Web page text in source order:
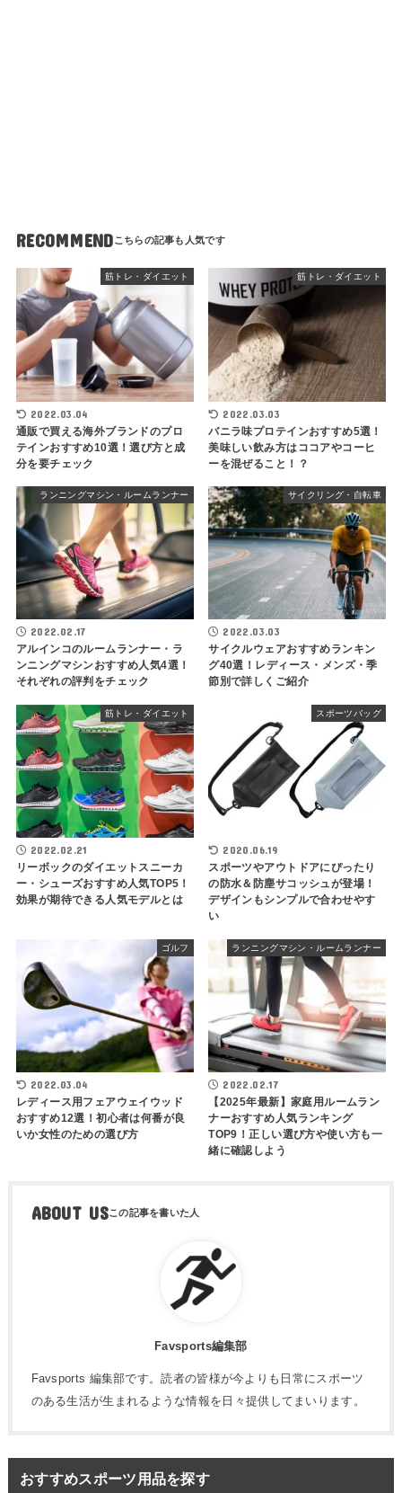
RECOMMEND
筋トレ・ダイエット
2022.03.04
通販で買える海外ブランドのプロ
テインおすすめ10選！選び方と成
分を要チェック
筋トレ・ダイエット
2022.03.03
バニラ味プロテインおすすめ5選！
美味しい飲み方はココアやコーヒ
ーを混ぜること！？
ランニングマシン・ルームランナー
2022.02.17
アルインコのルームランナー・ラ
ンニングマシンおすすめ人気4選！
それぞれの評判をチェック
サイクリング・自転車
2022.03.03
サイクルウェアおすすめランキン
グ40選！レディース・メンズ・季
節別で詳しくご紹介
筋トレ・ダイエット
2022.02.21
リーボックのダイエットスニーカ
ー・シューズおすすめ人気TOP5！
効果が期待できる人気モデルとは
スポーツバッグ
2020.06.19
スポーツやアウトドアにぴったり
の防水＆防塵サコッシュが登場！
デザインもシンプルで合わせやす
い
ゴルフ
2022.03.04
レディース用フェアウェイウッド
おすすめ12選！初心者は何番が良
いか女性のための選び方
ランニングマシン・ルームランナー
2022.02.17
【2025年最新】家庭用ルームラン
ナーおすすめ人気ランキング
TOP9！正しい選び方や使い方も一
緒に確認しよう
ABOUT US
Favsports編集部
Favsports 編集部です。読者の皆様が今よりも日常にスポーツ
のある生活が生まれるような情報を日々提供してまいります。
おすすめスポーツ用品を探す